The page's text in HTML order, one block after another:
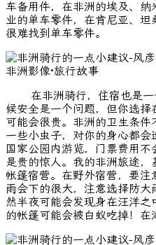
车备用件，在非洲的埃及、
业的单车零件，在肯尼亚、
很难找到单车零件。
在非洲骑行，住宿也是一
候安全是一个问题，但你选
可能会很贵。非洲的卫生条
一些小虫子，对你的身心都
国家公园内游览，门票费用
是贵的惊人。我的非洲旅途
帐篷宿营。在野外宿营，要
雨会下的很大，注意选择防
然半夜可能会发现身在汪洋
的帐篷可能会被白蚁吃掉！在